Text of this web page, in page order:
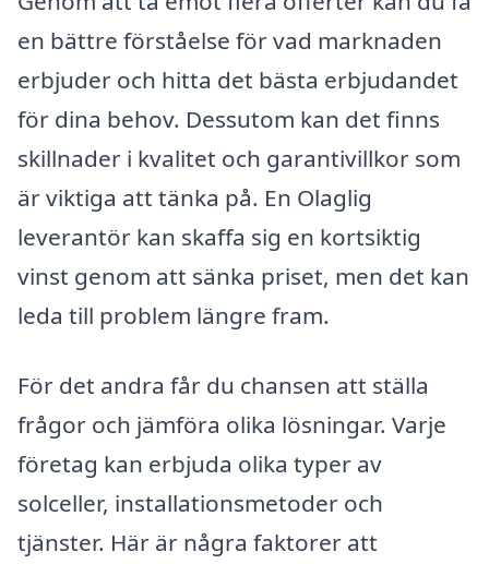
en bättre förståelse för vad marknaden
erbjuder och hitta det bästa erbjudandet
för dina behov. Dessutom kan det finns
skillnader i kvalitet och garantivillkor som
är viktiga att tänka på. En Olaglig
leverantör kan skaffa sig en kortsiktig
vinst genom att sänka priset, men det kan
leda till problem längre fram.
För det andra får du chansen att ställa
frågor och jämföra olika lösningar. Varje
företag kan erbjuda olika typer av
solceller, installationsmetoder och
tjänster. Här är några faktorer att